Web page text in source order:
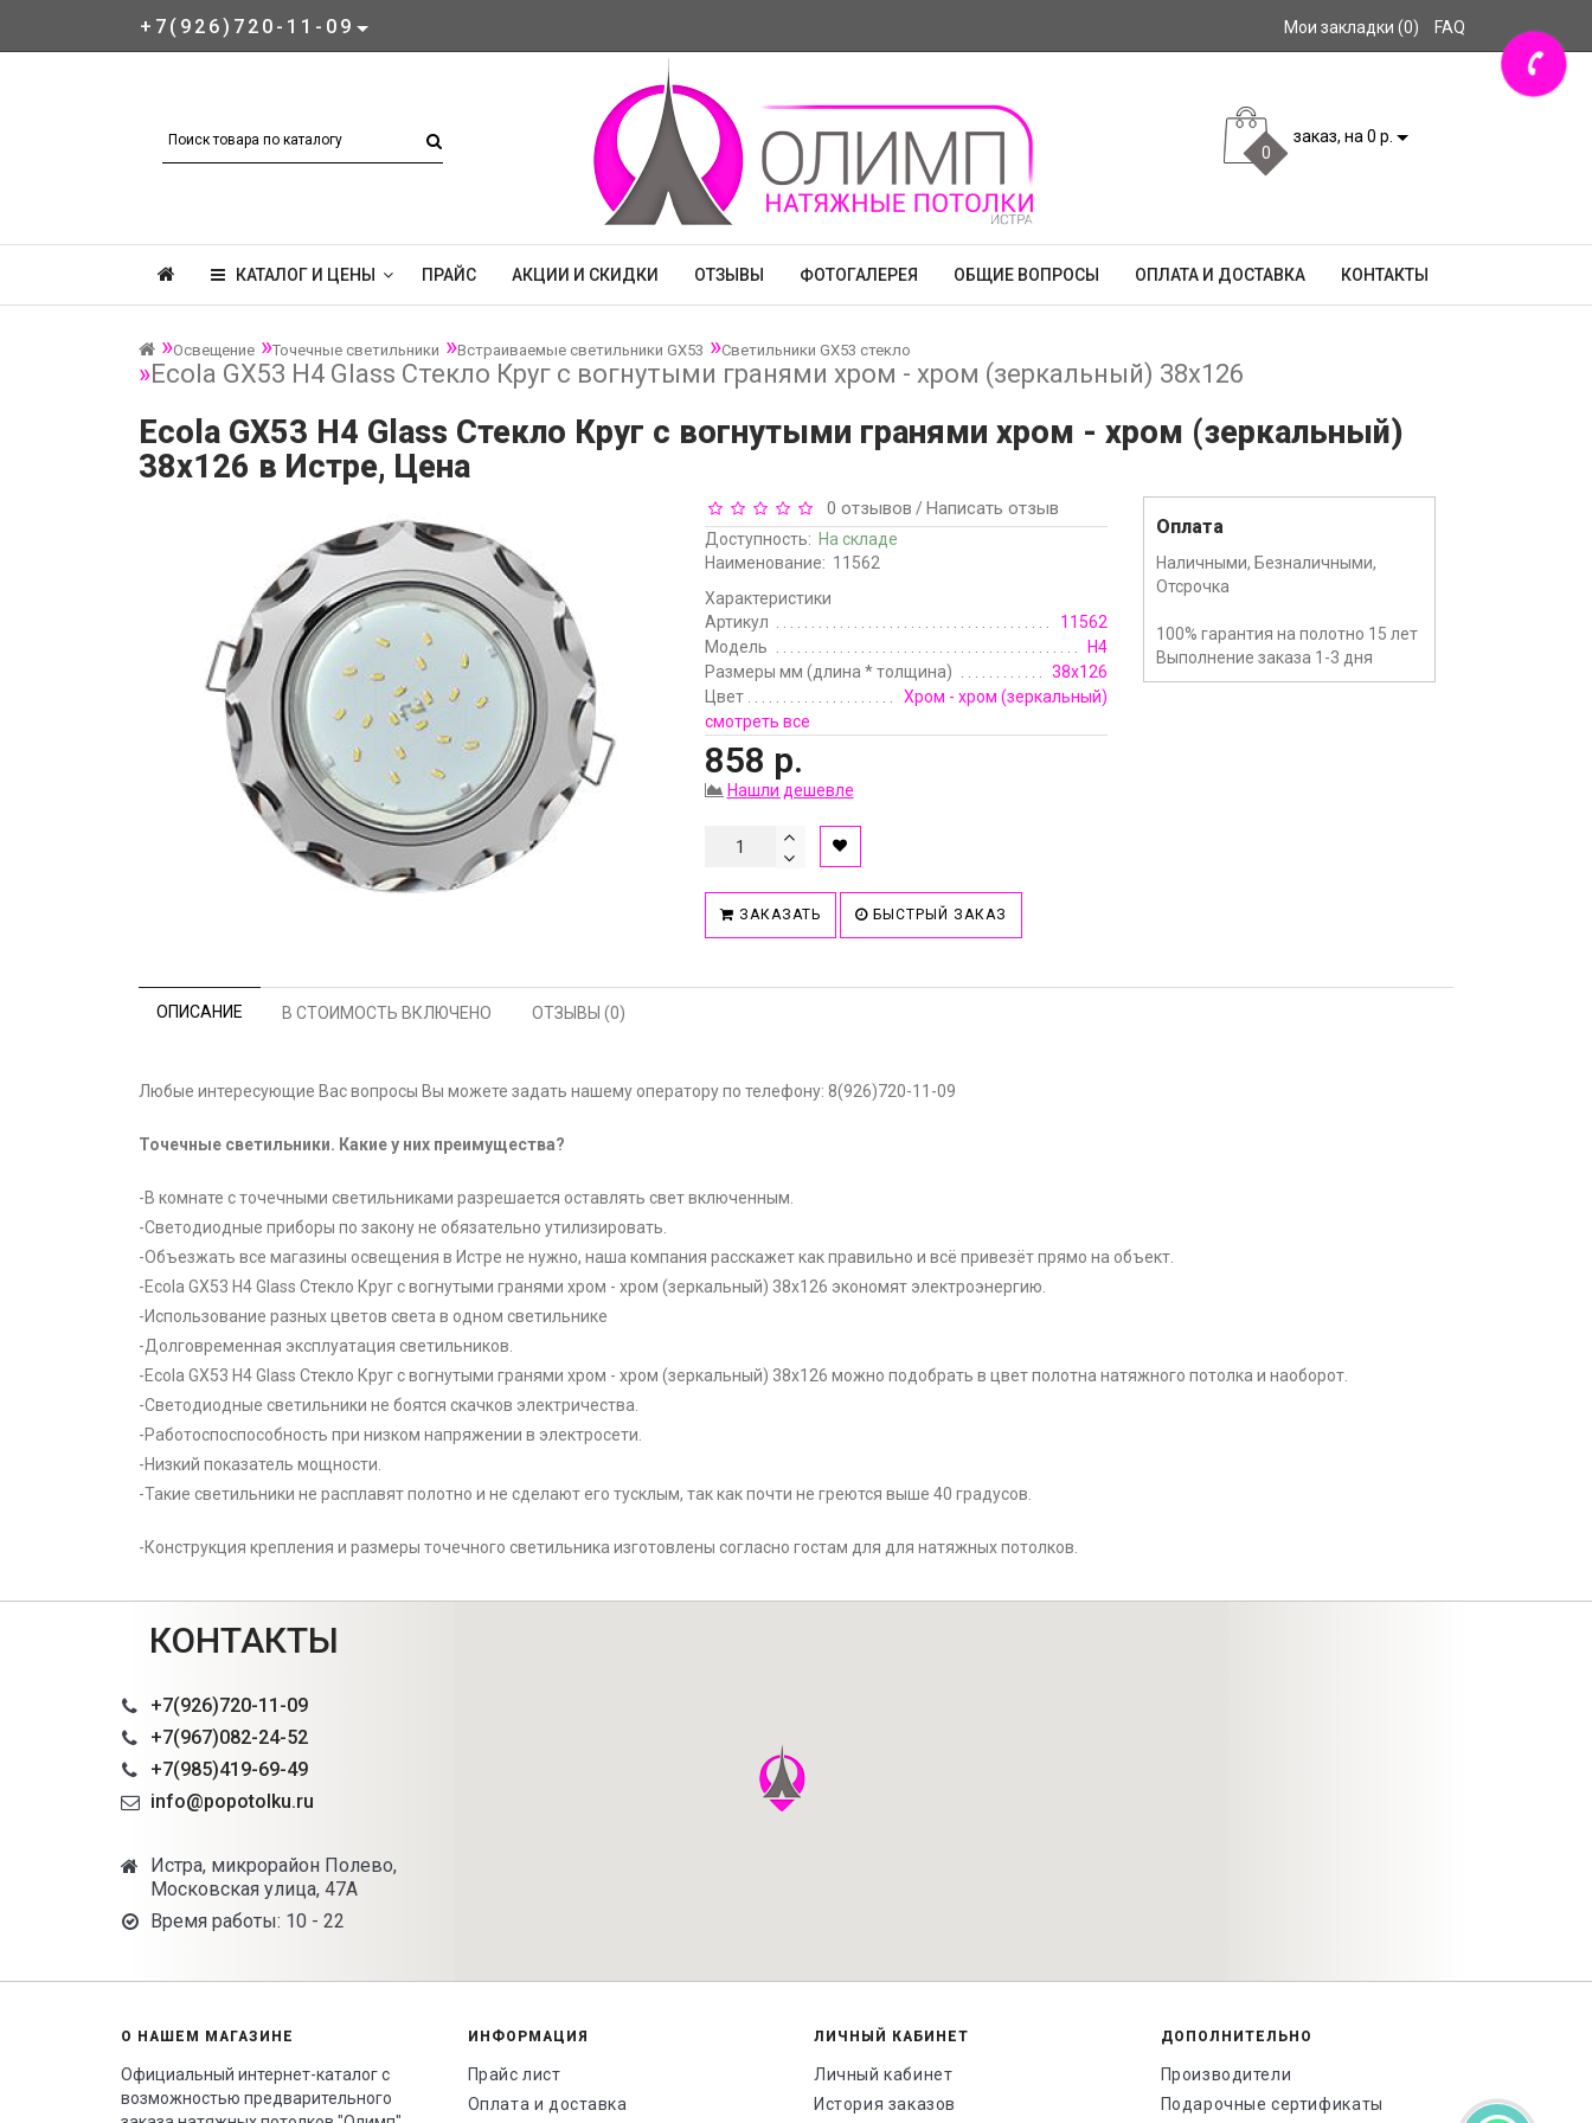
+7(926)720-11-09 Мои закладки (0) FAQ
0
заказ, на 0 р.
КАТАЛОГ И ЦЕНЫ ПРАЙС АКЦИИ И СКИДКИ ОТЗЫВЫ ФОТОГАЛЕРЕЯ ОБЩИЕ ВОПРОСЫ ОПЛАТА И ДОСТАВКА КОНТАКТЫ
Освещение Точечные светильники Встраиваемые светильники GX53 Светильники GX53 стекло
Ecola GX53 H4 Glass Стекло Круг с вогнутыми гранями хром - хром (зеркальный) 38x126
Ecola GX53 H4 Glass Стекло Круг с вогнутыми гранями хром - хром (зеркальный)
38x126 в Истре, Цена
0 отзывов / Написать отзыв
Доступность: На складе
Наименование: 11562
Характеристики
Артикул
11562
Модель
H4
Размеры мм (длина * толщина)
38х126
Цвет
Хром - хром (зеркальный)
смотреть все
858 р.
Нашли дешевле
ЗАКАЗАТЬ БЫСТРЫЙ ЗАКАЗ
Оплата
Наличными, Безналичными,
Отсрочка
100% гарантия на полотно 15 лет
Выполнение заказа 1-3 дня
ОПИСАНИЕ В СТОИМОСТЬ ВКЛЮЧЕНО ОТЗЫВЫ (0)
Любые интересующие Вас вопросы Вы можете задать нашему оператору по телефону: 8(926)720-11-09
Точечные светильники. Какие у них преимущества?
-В комнате с точечными светильниками разрешается оставлять свет включенным.
-Светодиодные приборы по закону не обязательно утилизировать.
-Объезжать все магазины освещения в Истре не нужно, наша компания расскажет как правильно и всё привезёт прямо на объект.
-Ecola GX53 H4 Glass Стекло Круг с вогнутыми гранями хром - хром (зеркальный) 38x126 экономят электроэнергию.
-Использование разных цветов света в одном светильнике
-Долговременная эксплуатация светильников.
-Ecola GX53 H4 Glass Стекло Круг с вогнутыми гранями хром - хром (зеркальный) 38x126 можно подобрать в цвет полотна натяжного потолка и наоборот.
-Светодиодные светильники не боятся скачков электричества.
-Работоспоспособность при низком напряжении в электросети.
-Низкий показатель мощности.
-Такие светильники не расплавят полотно и не сделают его тусклым, так как почти не греются выше 40 градусов.
-Конструкция крепления и размеры точечного светильника изготовлены согласно гостам для для натяжных потолков.
КОНТАКТЫ
+7(926)720-11-09
+7(967)082-24-52
+7(985)419-69-49
info@popotolku.ru
Истра, микрорайон Полево,
Московская улица, 47А
Время работы: 10 - 22
О НАШЕМ МАГАЗИНЕ
Официальный интернет-каталог с
возможностью предварительного
ИНФОРМАЦИЯ
Прайс лист
Оплата и доставка
ЛИЧНЫЙ КАБИНЕТ
Личный кабинет
История заказов
ДОПОЛНИТЕЛЬНО
Производители
Подарочные сертификаты